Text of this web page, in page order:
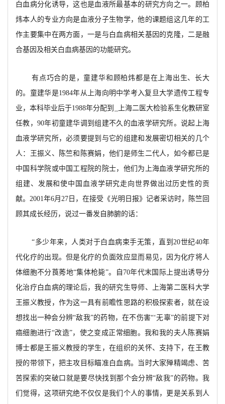
白血病分化诱导，这也是血液所最基本的研究方向之一。顾柏
炜本人的专业方向是血液分子生物学，他的课题组这几年的工
作主要集中在两方面，一是与白血病相关基因的克隆，二是融
合基因及相关白血病基因的功能研究。
有点巧合的是，童建华和顾柏炜都是在上海出生、长大
的。童建华是1984年从上海向明中学考入复旦大学遗传工程专
业，本科毕业后于1988年分配到_上海二医大检验系生化教研室
任教，90年初童建华调到组建不久的血液学研究所。说起上海
血液学研究所，必须要提到与它的组建和发展密切相关的几个
人：王振义、陈竺和陈赛娟，他们是师生二代人，如今都已是
中国科学院或中国工程院的院士，他们为上海血液学研究所的
组建、发展和使中国血液学研究走向世界做出过历史性的贡
献。2001年6月27日，在接受《光明日报》记者采访时，陈竺回
顾其成长经历，说过一番发自肺腑的话：
“多少年来，人类对于白血病束手无策，直到20世纪40年
代化疗的出现。但是化疗的负面效应显而易见，因为化疗将人
体细胞不分莨莠地“集体枪毙”。自70年代末国际上提出诱导分
化治疗白血病的理论后，我的研究生导师、上海第二医科大学
王振义教授，作为这一具有前瞻性思路的积极探索者，就在设
想找出一种会分辨“敌我”的药物，在不伤害“‘无辜”的前提下对
癌细胞进行“改造”，使之变成正常细胞。我和我的夫人陈赛娟
博士都是王振义教授的学生，在组织的关怀、支持下，在王教
授的带领下，把主攻目标瞄准白血病。当时大家殚精竭虑、苦
苦探索的突破口就是要尽快找到那个会分辨“敌我”的药物。我
们觉得，这项研究绝不仅仅是我们个人的事情，更是关系到人